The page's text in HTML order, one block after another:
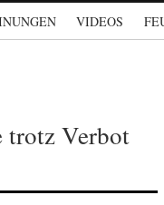
VIDEOS
trotz Verbot